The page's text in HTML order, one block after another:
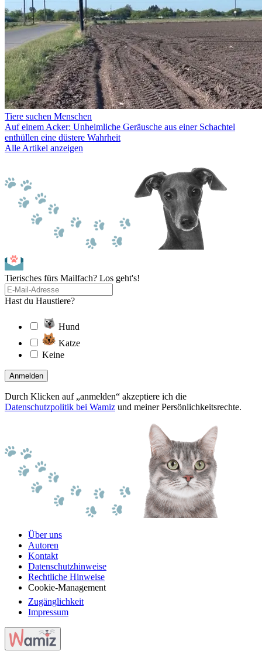
Tiere suchen Menschen
Auf einem Acker: Unheimliche Geräusche aus einer Schachtel
enthüllen eine düstere Wahrheit
Alle Artikel anzeigen
Tierisches fürs Mailfach? Los geht's!
Hast du Haustiere?
Hund
Katze
Keine
Anmelden
Durch Klicken auf „anmelden“ akzeptiere ich die
Datenschutzpolitik bei Wamiz und meiner Persönlichkeitsrechte.
Über uns
Autoren
Kontakt
Datenschutzhinweise
Rechtliche Hinweise
Cookie-Management
Zugänglichkeit
Impressum